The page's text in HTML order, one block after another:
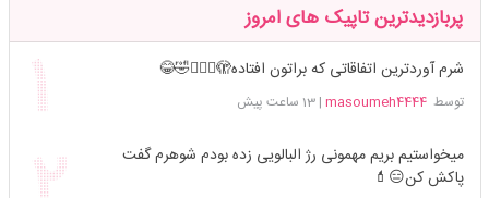
پربازدیدترین تاپیک های امروز
شرم آوردترین اتفاقاتی که براتون افتاده🫣🤦🏻‍♀️🤣😂
توسطmasoumeh4444
|13 ساعت پیش
میخواستیم بریم مهمونی رژ البالویی زده بودم شوهرم گفت
پاکش کن😑💄